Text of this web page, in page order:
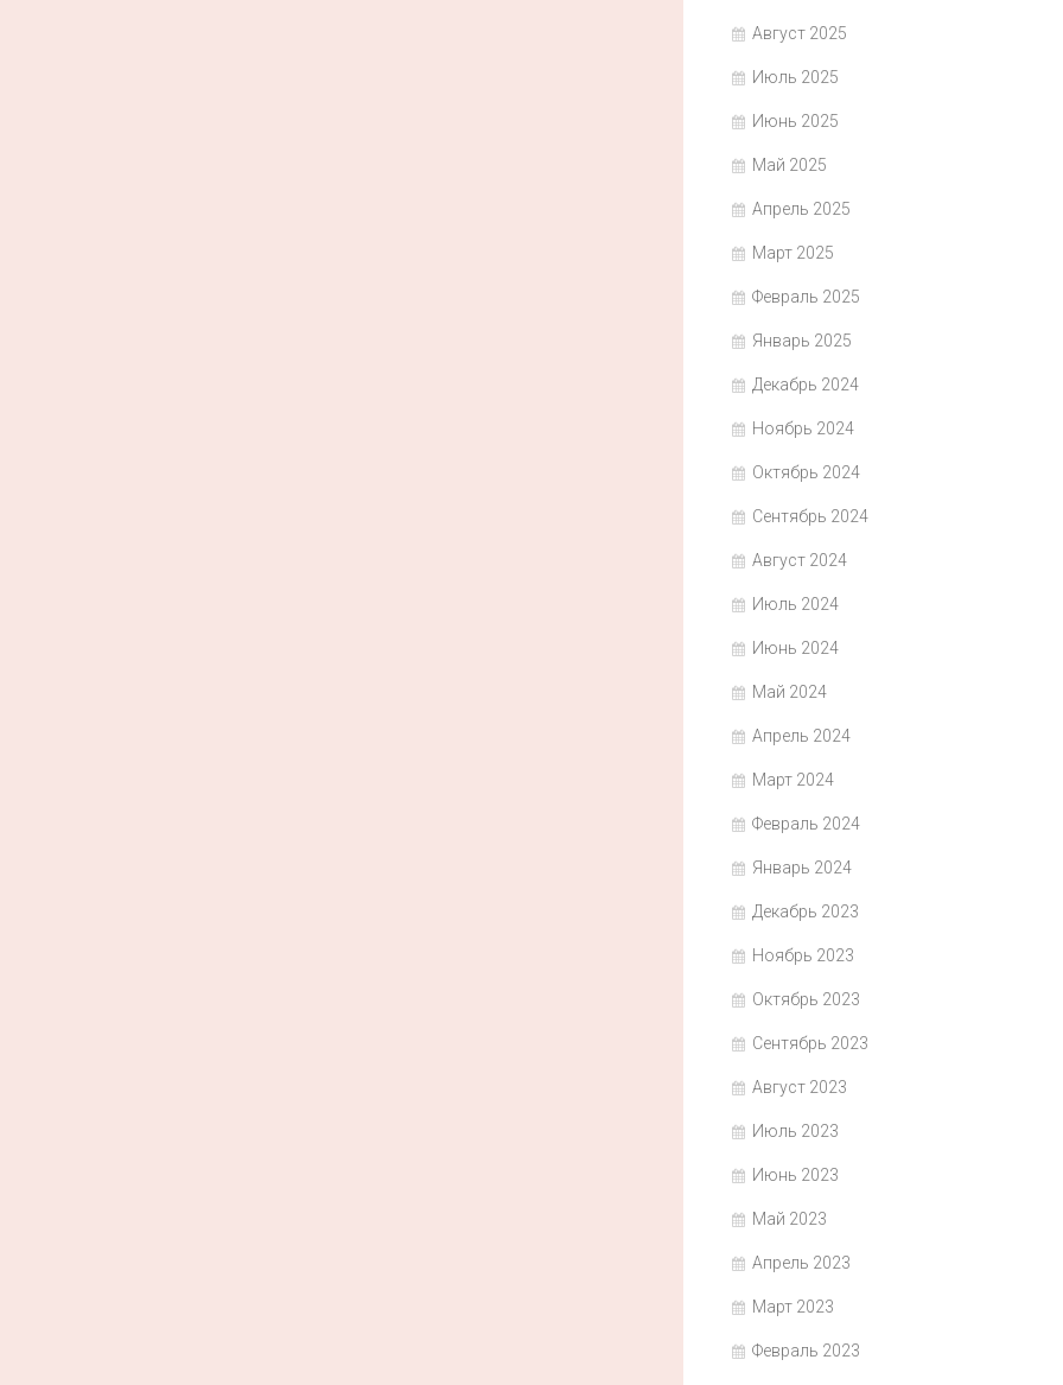
Август 2025
Июль 2025
Июнь 2025
Май 2025
Апрель 2025
Март 2025
Февраль 2025
Январь 2025
Декабрь 2024
Ноябрь 2024
Октябрь 2024
Сентябрь 2024
Август 2024
Июль 2024
Июнь 2024
Май 2024
Апрель 2024
Март 2024
Февраль 2024
Январь 2024
Декабрь 2023
Ноябрь 2023
Октябрь 2023
Сентябрь 2023
Август 2023
Июль 2023
Июнь 2023
Май 2023
Апрель 2023
Март 2023
Февраль 2023